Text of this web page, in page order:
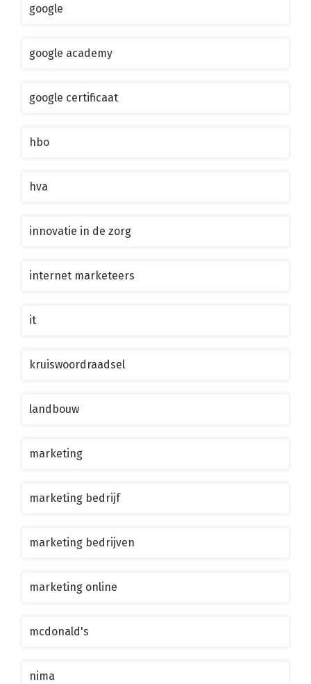
google
google academy
google certificaat
hbo
hva
innovatie in de zorg
internet marketeers
it
kruiswoordraadsel
landbouw
marketing
marketing bedrijf
marketing bedrijven
marketing online
mcdonald's
nima